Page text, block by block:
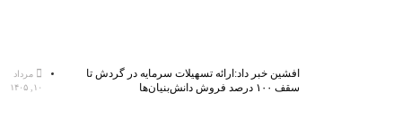
افشین خبر داد:ارائه تسهیلات سرمایه در گردش تا
سقف ۱۰۰ درصد فروش دانش‌بنیان‌ها
مرداد
۱۰, ۱۴۰۵